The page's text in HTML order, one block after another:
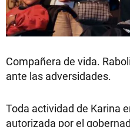
Compañera de vida.
ante las adversidades.
Toda actividad de Karina
autorizada por el